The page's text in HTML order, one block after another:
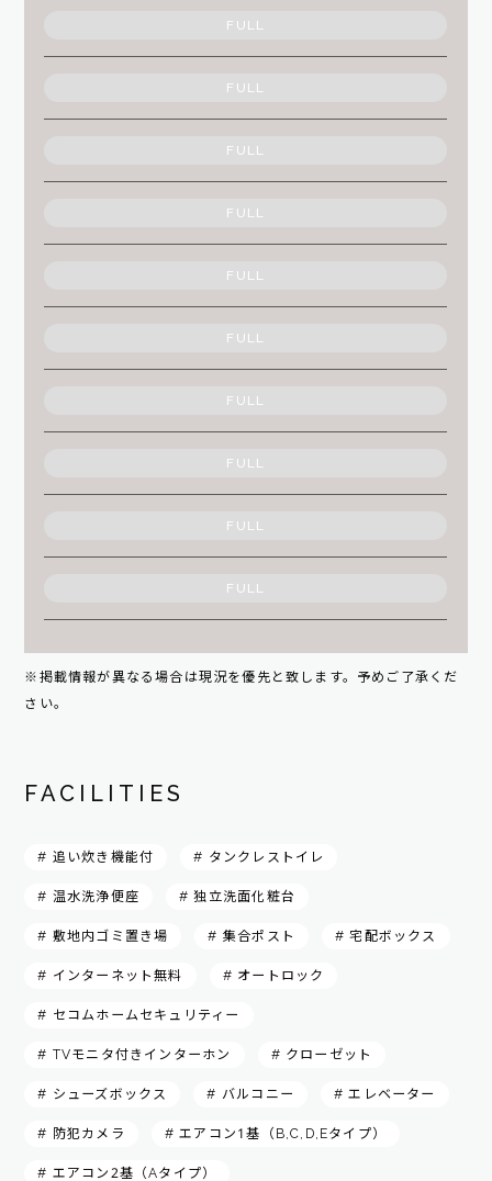
FULL
FULL
FULL
FULL
FULL
FULL
FULL
FULL
FULL
FULL
※掲載情報が異なる場合は現況を優先と致します。予めご了承くだ
さい。
FACILITIES
# 追い炊き機能付 # タンクレストイレ
# 温水洗浄便座 # 独立洗面化粧台
# 敷地内ゴミ置き場 # 集合ポスト # 宅配ボックス
# インターネット無料 # オートロック
# セコムホームセキュリティー
# TVモニタ付きインターホン # クローゼット
# シューズボックス # バルコニー # エレベーター
# 防犯カメラ # エアコン1基（B,C,D,Eタイプ）
# エアコン2基（Aタイプ）